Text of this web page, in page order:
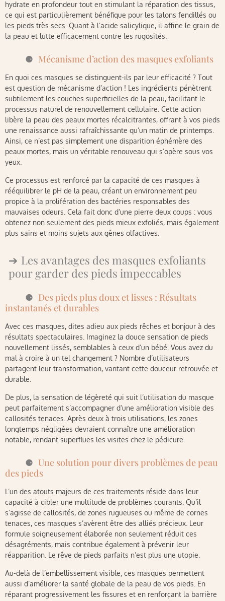
hydrate en profondeur tout en stimulant la réparation des tissus,
ce qui est particulièrement bénéfique pour les talons fendillés ou
les pieds très secs. Quant à l’acide salicylique, il affine le grain de
la peau et lutte efficacement contre les rugosités.
Mécanisme d’action des masques exfoliants
En quoi ces masques se distinguent-ils par leur efficacité ? Tout
est question de mécanisme d’action ! Les ingrédients pénètrent
subtilement les couches superficielles de la peau, facilitant le
processus naturel de renouvellement cellulaire. Cette action
libère la peau des peaux mortes récalcitrantes, offrant à vos pieds
une renaissance aussi rafraîchissante qu’un matin de printemps.
Ainsi, ce n’est pas simplement une disparition éphémère des
peaux mortes, mais un véritable renouveau qui s’opère sous vos
yeux.
Ce processus est renforcé par la capacité de ces masques à
rééquilibrer le pH de la peau, créant un environnement peu
propice à la prolifération des bactéries responsables des
mauvaises odeurs. Cela fait donc d’une pierre deux coups : vous
obtenez non seulement des pieds mieux exfoliés, mais également
plus sains et moins sujets aux gênes olfactives.
Les avantages des masques exfoliants
pour garder des pieds impeccables
Des pieds plus doux et lisses : Résultats
instantanés et durables
Avec ces masques, dites adieu aux pieds rêches et bonjour à des
résultats spectaculaires. Imaginez la douce sensation de pieds
nouvellement lissés, semblables à ceux d’un bébé. Vous avez du
mal à croire à un tel changement ? Nombre d’utilisateurs
partagent leur transformation, vantant cette douceur retrouvée et
durable.
De plus, la sensation de légèreté qui suit l’utilisation du masque
peut parfaitement s’accompagner d’une amélioration visible des
callosités tenaces. Après deux à trois utilisations, les zones
longtemps négligées devraient connaître une amélioration
notable, rendant superflues les visites chez le pédicure.
Une solution pour divers problèmes de peau
des pieds
L’un des atouts majeurs de ces traitements réside dans leur
capacité à cibler une multitude de problèmes courants. Qu’il
s’agisse de callosités, de zones rugueuses ou même de cornes
tenaces, ces masques s’avèrent être des alliés précieux. Leur
formule soigneusement élaborée non seulement réduit ces
désagréments, mais contribue également à prévenir leur
réapparition. Le rêve de pieds parfaits n’est plus une utopie.
Au-delà de l’embellissement visible, ces masques permettent
aussi d’améliorer la santé globale de la peau de vos pieds. En
réparant progressivement les fissures et en renforçant la barrière